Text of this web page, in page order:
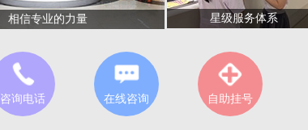
相信专业的力量 星级服务体系
咨询电话 在线咨询 自助挂号